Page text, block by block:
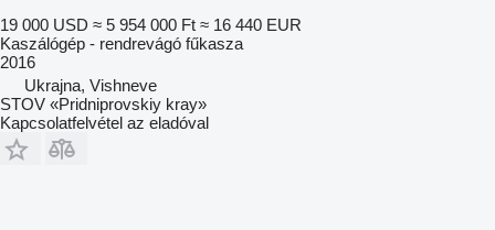
19 000 USD ≈ 5 954 000 Ft ≈ 16 440 EUR
Kaszálógép - rendrevágó fűkasza
2016
Ukrajna, Vishneve
STOV «Pridniprovskiy kray»
Kapcsolatfelvétel az eladóval